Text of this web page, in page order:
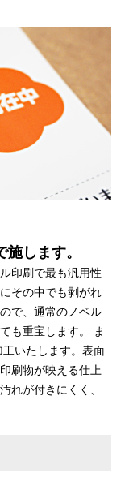
します。
印刷で最も汎用性
その中でも剥がれ
で、通常のノベル
も重宝します。 ま
いたします。表面
刷物が映える仕上
れが付きにくく、